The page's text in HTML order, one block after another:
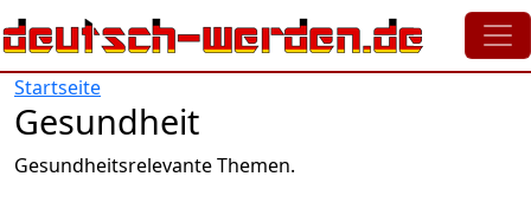
Direkt zum Inhalt
Startseite
Gesundheit
Gesundheitsrelevante Themen.